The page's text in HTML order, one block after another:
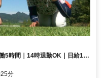
5時間｜14時退勤OK｜日給1.4
25分